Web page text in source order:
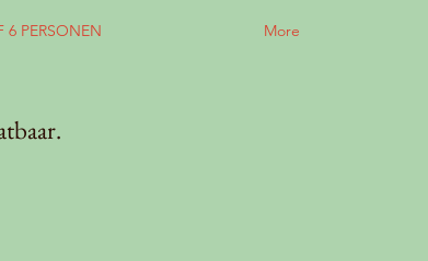
6 PERSONEN More